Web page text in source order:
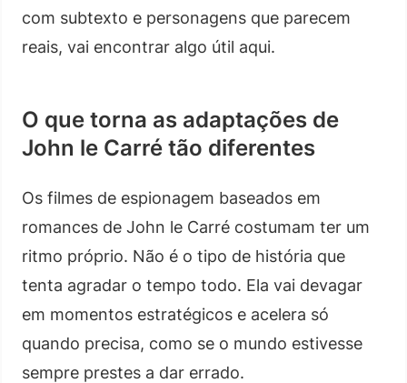
com subtexto e personagens que parecem
reais, vai encontrar algo útil aqui.
O que torna as adaptações de
John le Carré tão diferentes
Os filmes de espionagem baseados em
romances de John le Carré costumam ter um
ritmo próprio. Não é o tipo de história que
tenta agradar o tempo todo. Ela vai devagar
em momentos estratégicos e acelera só
quando precisa, como se o mundo estivesse
sempre prestes a dar errado.